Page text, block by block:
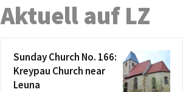
Aktuell auf LZ
Sunday Church No. 166:
Kreypau Church near
Leuna